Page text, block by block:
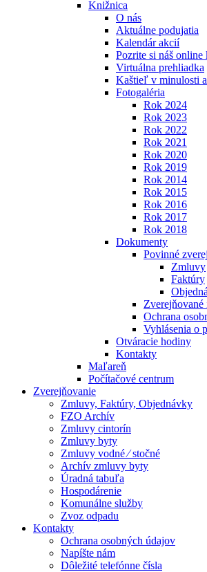
Knižnica
O nás
Aktuálne podujatia
Kalendár akcií
Pozrite si náš online
Virtuálna prehliadka
Kaštieľ v minulosti
Fotogaléria
Rok 2024
Rok 2023
Rok 2022
Rok 2021
Rok 2020
Rok 2019
Rok 2014
Rok 2015
Rok 2016
Rok 2017
Rok 2018
Dokumenty
Povinné
Zmluvy
Faktúry
Ochrana
Vyhlásenia o
Otváracie hodiny
Kontakty
Maľareň
Počítačové centrum
Zverejňovanie
Zmluvy, Faktúry, Objednávky
FZO Archív
Zmluvy cintorín
Zmluvy byty
Zmluvy vodné ⁄ stočné
Archív zmluvy byty
Úradná tabuľa
Hospodárenie
Komunálne služby
Zvoz odpadu
Kontakty
Ochrana osobných údajov
Napíšte nám
Dôležité telefónne čísla